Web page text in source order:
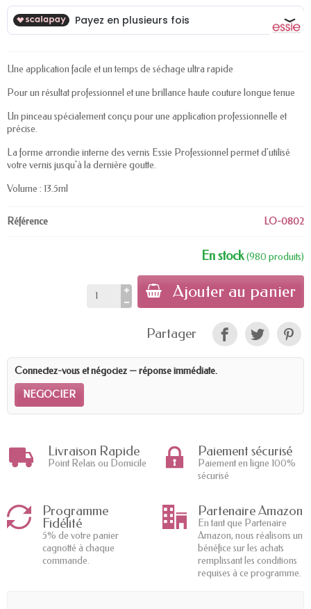
Une application facile et un temps de séchage ultra rapide
Pour un résultat professionnel et une brillance haute couture longue tenue
Un pinceau spécialement conçu pour une application professionnelle et
précise.
La forme arrondie interne des vernis Essie Professionnel permet d'utilisé
votre vernis jusqu'à la dernière goutte.
Volume : 13.5ml
Référence LO-0802
En stock(980 produits)
Ajouter au panier
Partager
Connectez-vous et négociez — réponse immédiate.
NEGOCIER
Livraison Rapide
Point Relais ou Domicile
Paiement sécurisé
Paiement en ligne 100%
sécurisé
Programme
Fidélité
5% de votre panier
cagnotté à chaque
commande.
Partenaire Amazon
En tant que Partenaire
Amazon, nous réalisons un
bénéfice sur les achats
remplissant les conditions
requises à ce programme.